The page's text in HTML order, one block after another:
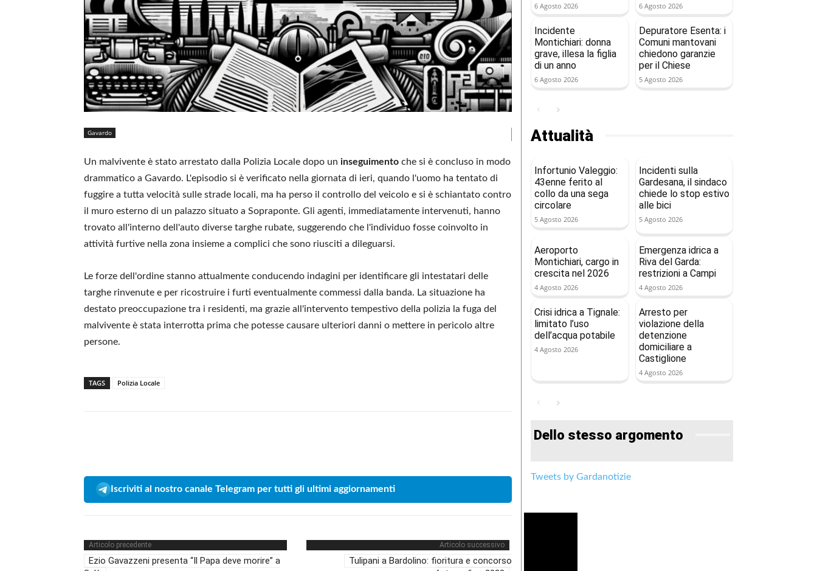
Gavardo
Un malvivente è stato arrestato dalla Polizia Locale dopo un inseguimento che si è concluso in modo
drammatico a Gavardo. L'episodio si è verificato nella giornata di ieri, quando l'uomo ha tentato di
fuggire a tutta velocità sulle strade locali, ma ha perso il controllo del veicolo e si è schiantato contro
il muro esterno di un palazzo situato a Sopraponte. Gli agenti, immediatamente intervenuti, hanno
trovato all'interno dell'auto diverse targhe rubate, suggerendo che l'individuo fosse coinvolto in
attività furtive nella zona insieme a complici che sono riusciti a dileguarsi.
Le forze dell'ordine stanno attualmente conducendo indagini per identificare gli intestatari delle
targhe rinvenute e per ricostruire i furti eventualmente commessi dalla banda. La situazione ha
destato preoccupazione tra i residenti, ma grazie all'intervento tempestivo della polizia la fuga del
malvivente è stata interrotta prima che potesse causare ulteriori danni o mettere in pericolo altre
persone.
TAGS Polizia Locale
Iscriviti al nostro canale Telegram per tutti gli ultimi aggiornamenti
Articolo precedente
Ezio Gavazzeni presenta “Il Papa deve morire” a
Articolo successivo
Tulipani a Bardolino: fioritura e concorso
6 Agosto 2026 6 Agosto 2026
Incidente
Montichiari: donna
grave, illesa la figlia
di un anno
6 Agosto 2026
Depuratore Esenta: i
Comuni mantovani
chiedono garanzie
per il Chiese
5 Agosto 2026
Attualità
Infortunio Valeggio:
43enne ferito al
collo da una sega
circolare
5 Agosto 2026
Incidenti sulla
Gardesana, il sindaco
chiede lo stop estivo
alle bici
5 Agosto 2026
Aeroporto
Montichiari, cargo in
crescita nel 2026
4 Agosto 2026
Emergenza idrica a
Riva del Garda:
restrizioni a Campi
4 Agosto 2026
Crisi idrica a Tignale:
limitato l’uso
dell’acqua potabile
4 Agosto 2026
Arresto per
violazione della
detenzione
domiciliare a
Castiglione
4 Agosto 2026
Dello stesso argomento
Tweets by Gardanotizie